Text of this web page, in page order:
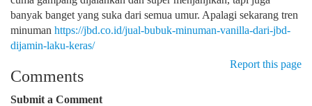
banyak banget yang suka dari semua umur. Apalagi sekarang tren
minuman https://jbd.co.id/jual-bubuk-minuman-vanilla-dari-jbd-
dijamin-laku-keras/
Report this page
Comments
Submit a Comment